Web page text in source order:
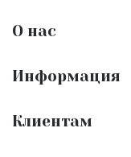
О нас
Информация
Клиентам